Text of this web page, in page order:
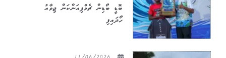
ބޮޑީ ބޯޑިން ޗެމްޕިއަންކަން ޖިވާއު
ހޯދައިފި